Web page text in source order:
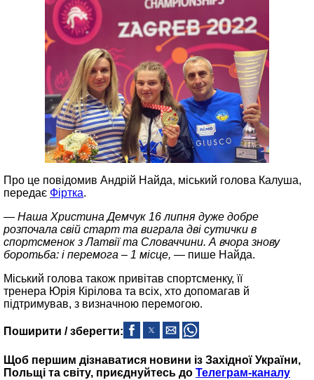
Про це повідомив Андрій Найда, міський голова Калуша,
передає Фіртка.
— Наша Христина Демчук 16 липня дуже добре
розпочала свій старт та виграла дві сутички в
спортсменок з Латвії та Словаччини. А вчора знову
боротьба: і перемога – 1 місце, — пише Найда.
Міський голова також привітав спортсменку, її
тренера Юрія Кірілова та всіх, хто допомагав й
підтримував, з визначною перемогою.
Поширити / зберегти:
Щоб першим дізнаватися новини із Західної України,
Польщі та світу, приєднуйтесь до Телеграм-каналу